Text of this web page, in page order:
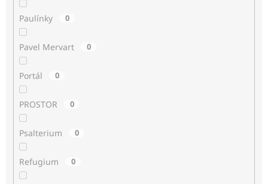
Paulínky 0
Pavel Mervart 0
Portál 0
PROSTOR 0
Psalterium 0
Refugium 0